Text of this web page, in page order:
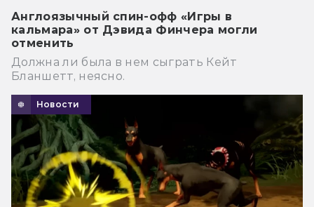
Англоязычный спин-офф «Игры в
кальмара» от Дэвида Финчера могли
отменить
Должна ли была в нем сыграть Кейт
Бланшетт, неясно.
Новости